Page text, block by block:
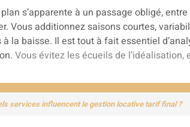
s’apparente à un passage obligé,
Vous additionnez saisons courtes,
la baisse. Il est tout à fait essentiel
Vous évitez les écueils de l’idéalisation,
services influencent le gestion locative tarif final ?